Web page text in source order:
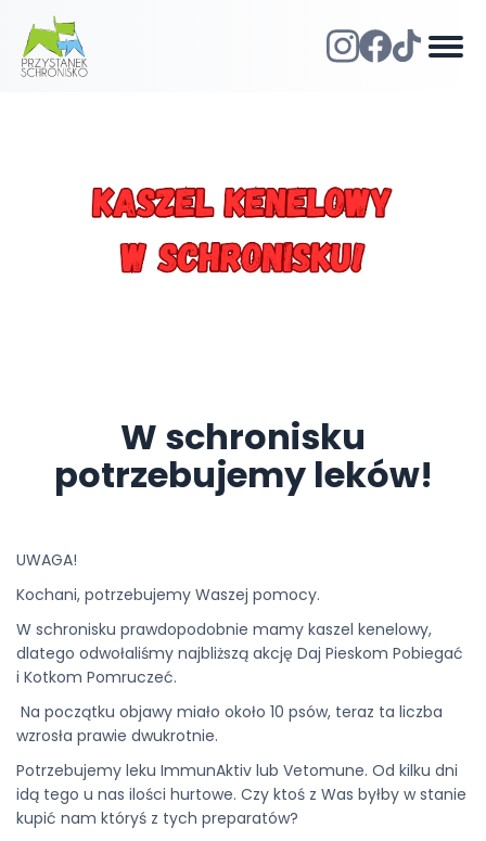
W schronisku
potrzebujemy leków!
UWAGA!
Kochani, potrzebujemy Waszej pomocy.
W schronisku prawdopodobnie mamy kaszel kenelowy,
dlatego odwołaliśmy najbliższą akcję Daj Pieskom Pobiegać
i Kotkom Pomruczeć.
Na początku objawy miało około 10 psów, teraz ta liczba
wzrosła prawie dwukrotnie.
Potrzebujemy leku ImmunAktiv lub Vetomune. Od kilku dni
idą tego u nas ilości hurtowe. Czy ktoś z Was byłby w stanie
kupić nam któryś z tych preparatów?